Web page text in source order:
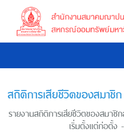
สถิติการเสียชีวิตของสมาชิก
รายงานสถิติการเสียชีวิตของสมา
เริ่มตั้งแต่ก่อตั้